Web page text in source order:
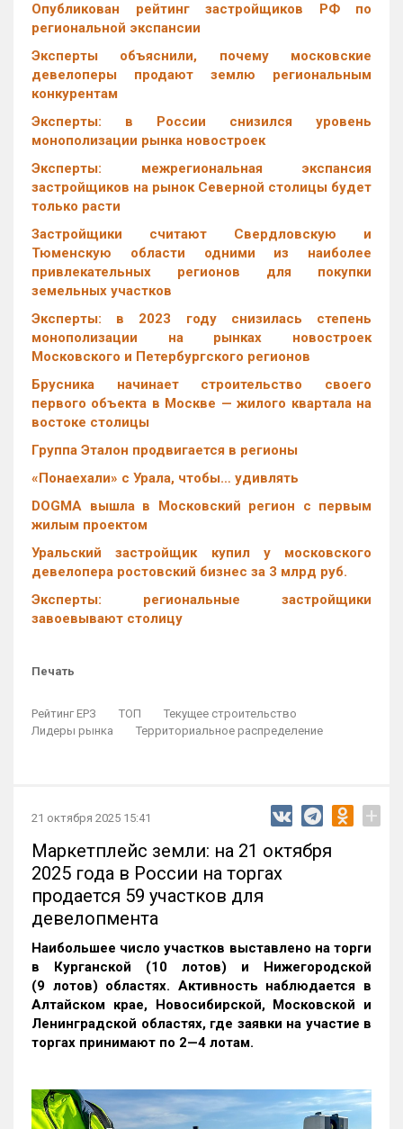
Опубликован рейтинг застройщиков РФ по
региональной экспансии
Эксперты объяснили, почему московские
девелоперы продают землю региональным
конкурентам
Эксперты: в России снизился уровень
монополизации рынка новостроек
Эксперты: межрегиональная экспансия
застройщиков на рынок Северной столицы будет
только расти
Застройщики считают Свердловскую и
Тюменскую области одними из наиболее
привлекательных регионов для покупки
земельных участков
Эксперты: в 2023 году снизилась степень
монополизации на рынках новостроек
Московского и Петербургского регионов
Брусника начинает строительство своего
первого объекта в Москве — жилого квартала на
востоке столицы
Группа Эталон продвигается в регионы
«Понаехали» с Урала, чтобы… удивлять
DOGMA вышла в Московский регион с первым
жилым проектом
Уральский застройщик купил у московского
девелопера ростовский бизнес за 3 млрд руб.
Эксперты: региональные застройщики
завоевывают столицу
Печать
Рейтинг ЕРЗ ТОП
Текущее строительство
Лидеры рынка
Территориальное распределение
21 октября 2025 15:41 +
Маркетплейс земли: на 21 октября
2025 года в России на торгах
продается 59 участков для
девелопмента
Наибольшее число участков выставлено на торги
в Курганской (10 лотов) и Нижегородской
(9 лотов) областях. Активность наблюдается в
Алтайском крае, Новосибирской, Московской и
Ленинградской областях, где заявки на участие в
торгах принимают по 2—4 лотам.